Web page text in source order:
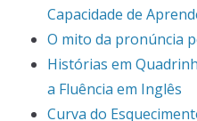
Capacidade de
O mito da pronúncia
Histórias em
a Fluência em Inglês
Curva do